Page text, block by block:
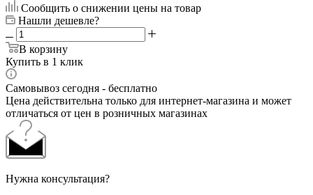
Сообщить о снижении цены на товар
Нашли дешевле?
В корзину
Купить в 1 клик
Самовывоз сегодня - бесплатно
Цена действительна только для интернет-магазина и может
отличаться от цен в розничных магазинах
Нужна консультация?